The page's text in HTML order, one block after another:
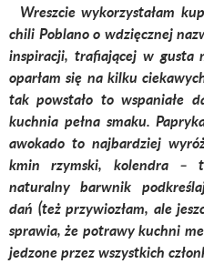
Wreszcie wykorzystałam
chili Poblano o wdzięcznej
inspiracji, trafiającej w gusta
oparłam się na kilku
tak powstało to wspaniałe
kuchnia pełna smaku.
awokado to najbardziej
kmin rzymski, kolendra –
naturalny barwnik
dań (też przywiozłam, ale
sprawia, że potrawy kuchni
jedzone przez wszystkich